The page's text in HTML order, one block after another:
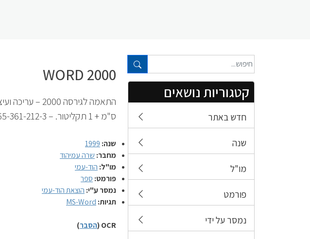
טקסט חופשי...
קטגוריות נושאים
חדש באתר
שנה
מו"ל
פורמט
נמסר על ידי
2000 WORD
ס"מ + 1 תקליטור. – ISBN 965-361-212-3
שנה: 1999
מחבר: שרה עמיהוד
מו"ל: הוד-עמי
פורמט: ספר
נמסר ע"י: הוצאת הוד-עמי
תגיות: MS-Word
OCR ( הסבר)